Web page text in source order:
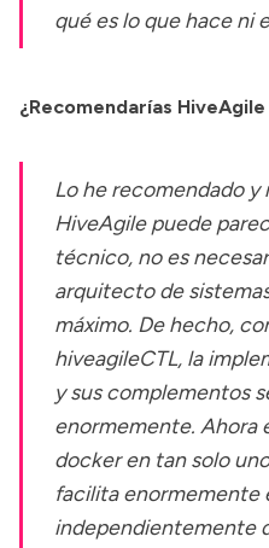
qué es lo que hace ni
¿Recomendarías
Lo he recomendado
HiveAgile puede
técnico, no es
arquitecto de
máximo. De hecho,
hiveagileCTL, la
y sus complementos
enormemente. Ahora
docker en tan solo
facilita enormemente
independientemente